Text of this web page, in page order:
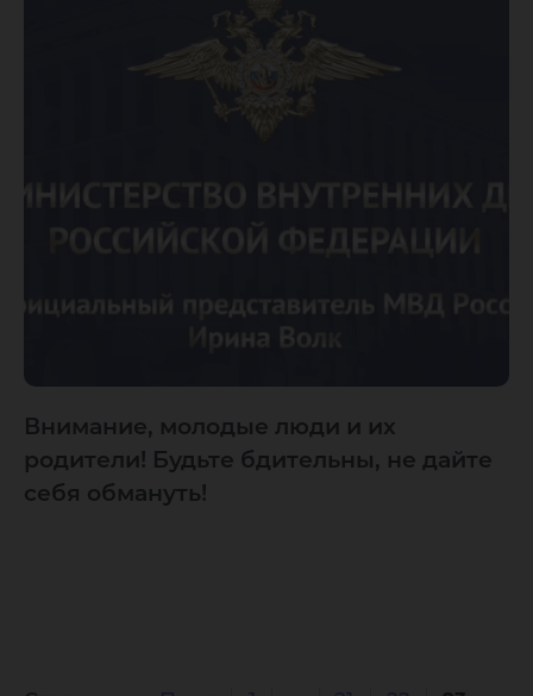
Внимание, молодые люди и их
родители! Будьте бдительны, не дайте
себя обмануть!